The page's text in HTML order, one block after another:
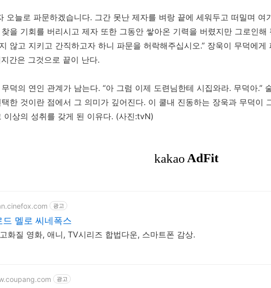
오늘로 파문하겠습니다. 그간 못난 제자를 벼랑 끝에 세워두고 떠밀며
을 기회를 버리시고 제자 또한 그동안 쌓아온 기력을 버렸지만 그로인
않고 지키고 간직하고자 하니 파문을 허락해주십시오.” 장욱이 무덕에
간은 그것으로 끝이 난다.
덕의 연인 관계가 남는다. “아 그럼 이제 도련님한테 시집와라. 무덕아.”
한 것이란 점에서 그 의미가 깊어진다. 이 쿨내 진동하는 장욱과 무덕이
이상의 성취를 갖게 된 이유다. (사진:tvN)
광고
드 멜로 씨네폭스
화질 영화, 애니, TV시리즈 합법다운, 스마트폰 감상.
광고